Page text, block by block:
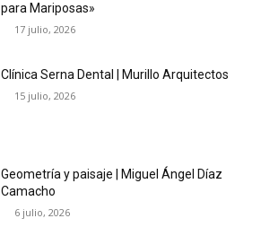
para Mariposas»
17 julio, 2026
Clínica Serna Dental | Murillo Arquitectos
15 julio, 2026
Geometría y paisaje | Miguel Ángel Díaz
Camacho
6 julio, 2026